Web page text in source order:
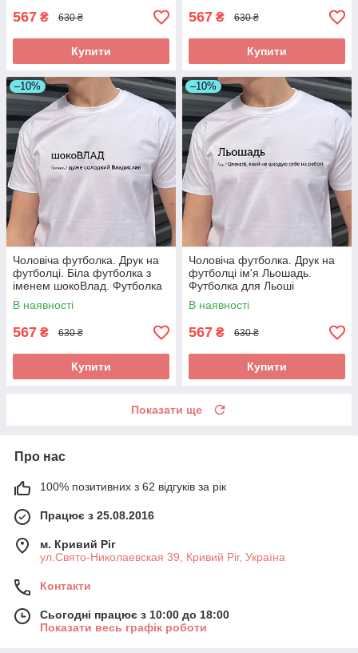
567 ₴ 630 ₴
Купити
567 ₴ 630 ₴
Купити
–10%
Чоловіча футболка. Друк на
футболці. Біла футболка з
іменем шокоВлад. Футболка
для Влада.
В наявності
567 ₴ 630 ₴
Купити
–10%
Чоловіча футболка. Друк на
футболці ім'я Льошадь.
Футболка для Льоші
(Олексія).
В наявності
567 ₴ 630 ₴
Купити
Показати ще
Про нас
100% позитивних з 62 відгуків за рік
Працює з 25.08.2016
м. Кривий Ріг
ул.Свято-Николаевская 39, Кривий Ріг, Україна
Контакти
Сьогодні працює з 10:00 до 18:00
Показати весь графік роботи